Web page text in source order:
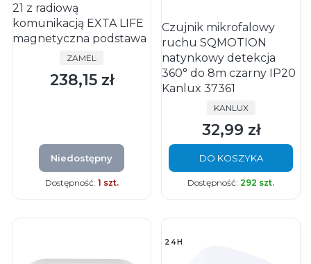
21 z radiową
komunikacją EXTA LIFE
magnetyczna podstawa
PRODUCENT
ZAMEL
Cena
238,15 zł
Niedostępny
Dostępność: 1 szt.
Czujnik mikrofalowy
ruchu SQMOTION
natynkowy detekcja
360° do 8m czarny IP20
Kanlux 37361
PRODUCENT
KANLUX
Cena
32,99 zł
DO KOSZYKA
Dostępność: 292 szt.
24H